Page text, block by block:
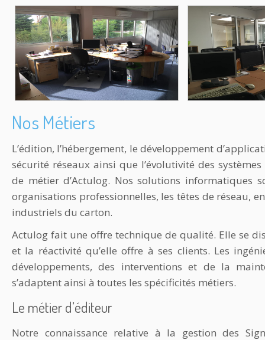
Nos Métiers
L’édition, l’hébergement, le développement
sécurité réseaux ainsi que l’évolutivité des
de métier d’Actulog. Nos solutions informatiques
organisations professionnelles, les têtes de réseau,
industriels du carton.
Actulog fait une offre technique de qualité. Elle se
et la réactivité qu’elle offre à ses clients. Les
développements, des interventions et de la
s’adaptent ainsi à toutes les spécificités métiers.
Le métier d’éditeur
Notre connaissance relative à la gestion des